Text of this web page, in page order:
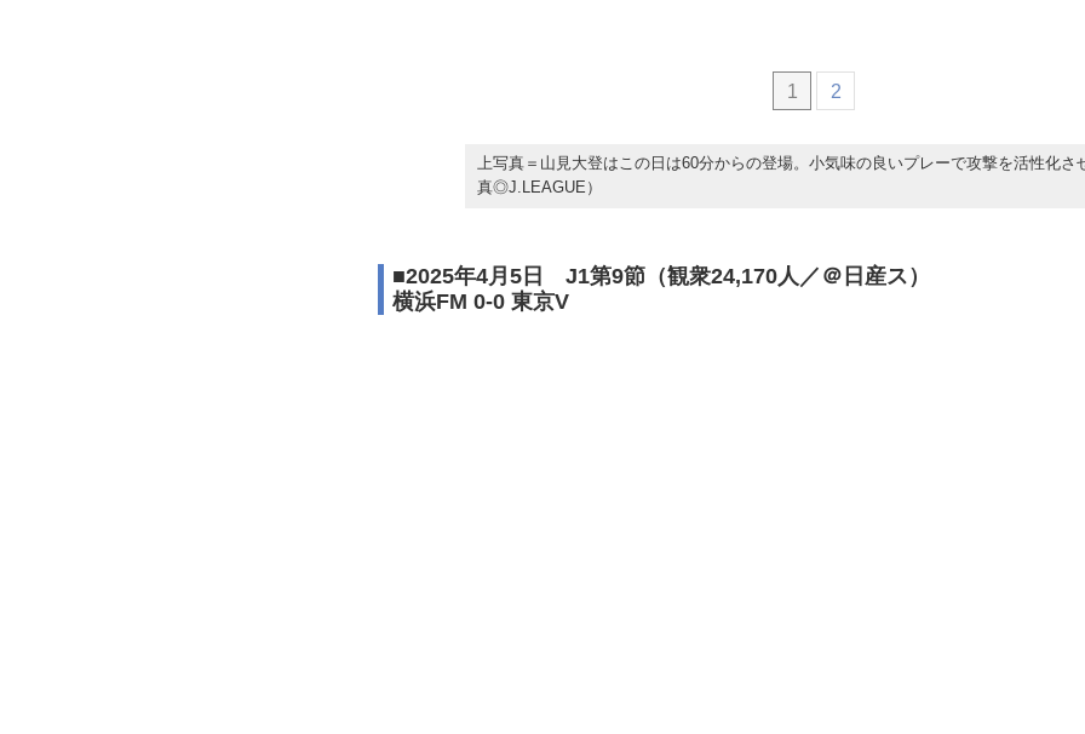
1 2
上写真＝山見大登はこの日は60分からの登場。小気味の良いプレーで攻撃を活性化さ
真◎J.LEAGUE）
■2025年4月5日 J1第9節（観衆24,170人／＠日産ス）
横浜FM 0-0 東京V